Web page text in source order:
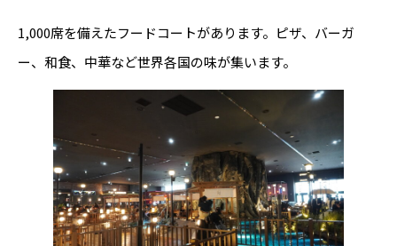
1,000席を備えたフードコートがあります。ピザ、バーガ
ー、和食、中華など世界各国の味が集います。